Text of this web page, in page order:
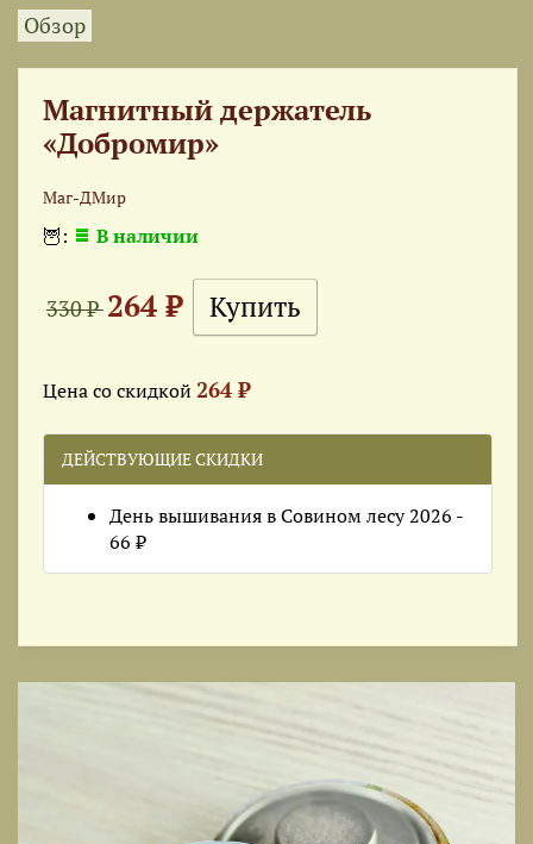
Обзор
Магнитный держатель
«Добромир»
Маг-ДМир
🦉: В наличии
330 ₽264 ₽
Цена со скидкой 264 ₽
ДЕЙСТВУЮЩИЕ СКИДКИ
День вышивания в Совином лесу 2026 -
66 ₽